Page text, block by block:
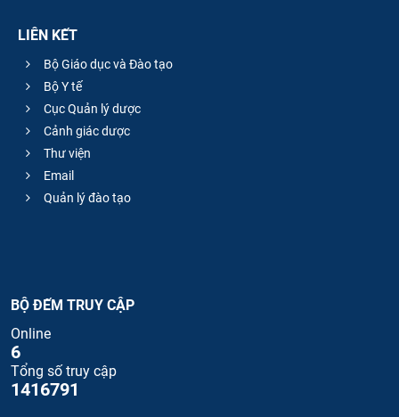
LIÊN KẾT
Bộ Giáo dục và Đào tạo
Bộ Y tế
Cục Quản lý dược
Cảnh giác dược
Thư viện
Email
Quản lý đào tạo
BỘ ĐẾM TRUY CẬP
Online
6
Tổng số truy cập
1416791